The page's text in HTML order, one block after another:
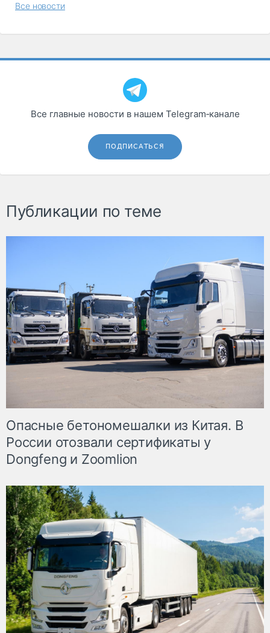
Все новости
Все главные новости в нашем Telegram‑канале
ПОДПИСАТЬСЯ
Публикации по теме
Опасные бетономешалки из Китая. В
России отозвали сертификаты у
Dongfeng и Zoomlion